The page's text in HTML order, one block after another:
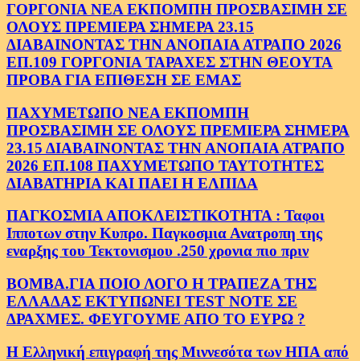
ΓΟΡΓΟΝΙΑ ΝΕΑ ΕΚΠΟΜΠΗ ΠΡΟΣΒΑΣΙΜΗ ΣΕ
ΟΛΟΥΣ ΠΡΕΜΙΕΡΑ ΣΗΜΕΡΑ 23.15
ΔΙΑΒΑΙΝΟΝΤΑΣ ΤΗΝ ΑΝΟΠΑΙΑ ΑΤΡΑΠΟ 2026
ΕΠ.109 ΓΟΡΓΟΝΙΑ ΤΑΡΑΧΕΣ ΣΤΗΝ ΘΕΟΥΤΑ
ΠΡΟΒΑ ΓΙΑ ΕΠΙΘΕΣΗ ΣΕ ΕΜΑΣ
ΠΑΧΥΜΕΤΩΠΟ ΝΕΑ ΕΚΠΟΜΠΗ
ΠΡΟΣΒΑΣΙΜΗ ΣΕ ΟΛΟΥΣ ΠΡΕΜΙΕΡΑ ΣΗΜΕΡΑ
23.15 ΔΙΑΒΑΙΝΟΝΤΑΣ ΤΗΝ ΑΝΟΠΑΙΑ ΑΤΡΑΠΟ
2026 ΕΠ.108 ΠΑΧΥΜΕΤΩΠΟ ΤΑΥΤΟΤΗΤΕΣ
ΔΙΑΒΑΤΗΡΙΑ ΚΑΙ ΠΑΕΙ Η ΕΛΠΙΔΑ
ΠΑΓΚΟΣΜΙΑ ΑΠΟΚΛΕΙΣΤΙΚΟΤΗΤΑ : Ταφοι
Ιπποτων στην Κυπρο. Παγκοσμια Ανατροπη της
εναρξης του Τεκτονισμου .250 χρονια πιο πριν
ΒΟΜΒΑ.ΓΙΑ ΠΟΙΟ ΛΟΓΟ Η ΤΡΑΠΕΖΑ ΤΗΣ
ΕΛΛΑΔΑΣ ΕΚΤΥΠΩΝΕΙ TEST NOTE ΣΕ
ΔΡΑΧΜΕΣ. ΦΕΥΓΟΥΜΕ ΑΠΟ ΤΟ ΕΥΡΩ ?
Η Ελληνική επιγραφή της Μιννεσότα των ΗΠΑ από